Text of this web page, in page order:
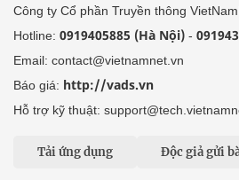
Công ty Cổ phần Truyền thông
Hotline: 0919405885 (Hà Nội) -
Email: contact@vietnamnet.vn
Báo giá: http://vads.vn
Hỗ trợ kỹ thuật:
Tải ứng dụng Độc giả gửi